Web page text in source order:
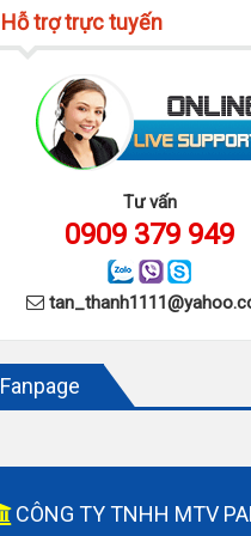
Hỗ trợ trực tuyến
Tư vấn
0909 379 949
Fanpage
CÔNG TY TNHH MTV